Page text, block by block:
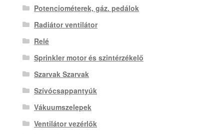
Potenciométerek, gáz. pedálok
Radiátor ventilátor
Relé
Sprinkler motor és szintérzékelő
Szarvak Szarvak
Szívócsappantyúk
Vákuumszelepek
Ventilátor vezérlők